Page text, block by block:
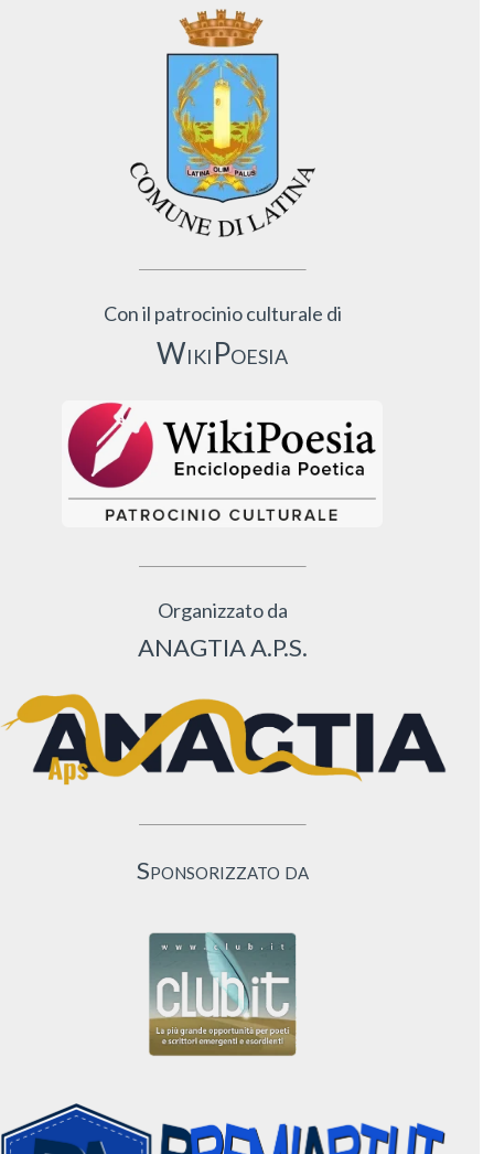
Con il patrocinio culturale di
WikiPoesia
Organizzato da
ANAGTIA A.P.S.
Sponsorizzato da